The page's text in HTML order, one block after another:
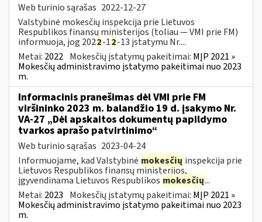
Web turinio sąrašas 2022-12-27
Valstybinė mokesčių inspekcija prie Lietuvos
Respublikos finansų ministerijos (toliau — VMI prie FM)
informuoja, jog 2022-12-13 įstatymu Nr....
Metai: 2022 Mokesčių įstatymų pakeitimai: MĮP 2021 »
Mokesčių administravimo įstatymo pakeitimai nuo 2023
m.
Informacinis pranešimas dėl VMI prie FM
viršininko 2023 m. balandžio 19 d. įsakymo Nr.
VA-27 „Dėl apskaitos dokumentų papildymo
tvarkos aprašo patvirtinimo“
Web turinio sąrašas 2023-04-24
Informuojame, kad Valstybinė mokesčių inspekcija prie
Lietuvos Respublikos finansų ministerijos,
įgyvendinama Lietuvos Respublikos mokesčių...
Metai: 2023 Mokesčių įstatymų pakeitimai: MĮP 2021 »
Mokesčių administravimo įstatymo pakeitimai nuo 2023
m.